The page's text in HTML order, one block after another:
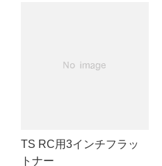
TS RC用3インチフラッ
トナー